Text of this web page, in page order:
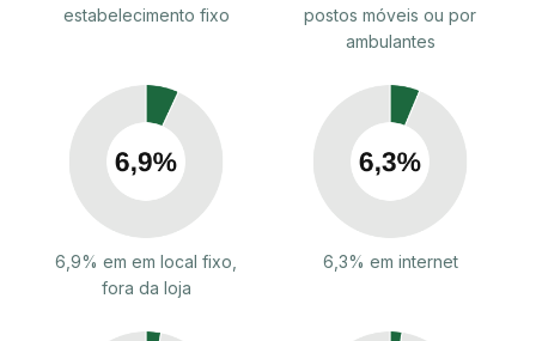
estabelecimento fixo
postos móveis ou por
ambulantes
6,9% em em local fixo,
fora da loja
6,3% em internet